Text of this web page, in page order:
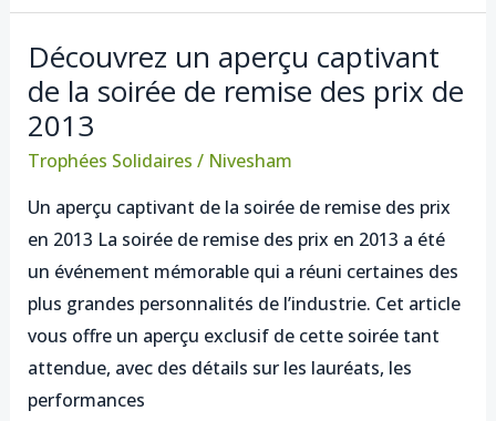
Découvrez un aperçu captivant
de la soirée de remise des prix de
2013
Trophées Solidaires / Nivesham
Un aperçu captivant de la soirée de remise des prix
en 2013 La soirée de remise des prix en 2013 a été
un événement mémorable qui a réuni certaines des
plus grandes personnalités de l’industrie. Cet article
vous offre un aperçu exclusif de cette soirée tant
attendue, avec des détails sur les lauréats, les
performances
Découvrez
un
aperçu
captivant
la
soirée
de
remise
des
prix
de